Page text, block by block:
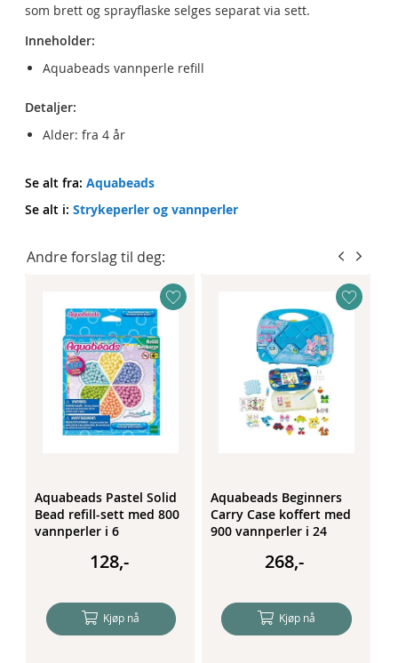
som brett og sprayflaske selges separat via sett.
Inneholder:
Aquabeads vannperle refill
Detaljer:
Alder: fra 4 år
Se alt fra:Aquabeads
Se alt i:Strykeperler og vannperler
Andre forslag til deg:
Aquabeads Pastel Solid
Bead refill-sett med 800
vannperler i 6
128,-
Kjøp nå
Aquabeads Beginners
Carry Case koffert med
900 vannperler i 24
268,-
Kjøp nå